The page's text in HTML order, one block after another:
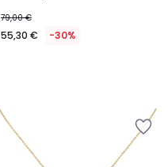
79,00 €
55,30 € -30%